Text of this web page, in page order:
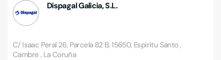
Dispagal Galicia, S.L.
C/ Isaac Peral 26, Parcela 82 B, 15650, Espiritu Santo ,
Cambre , La Coruña